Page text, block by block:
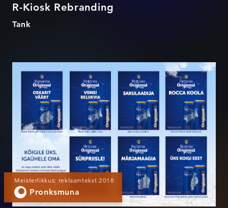
R-Kiosk Rebranding
Tank
Saku – Kõigile üks, igaühele
oma
Meisterlikkus: reklaamtekst 2018
Pronksmuna